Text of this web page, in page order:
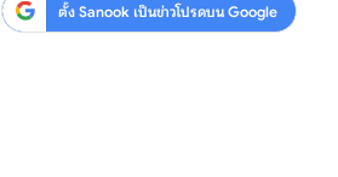
ตั้ง Sanook เป็นข่าวโปรดบน Google